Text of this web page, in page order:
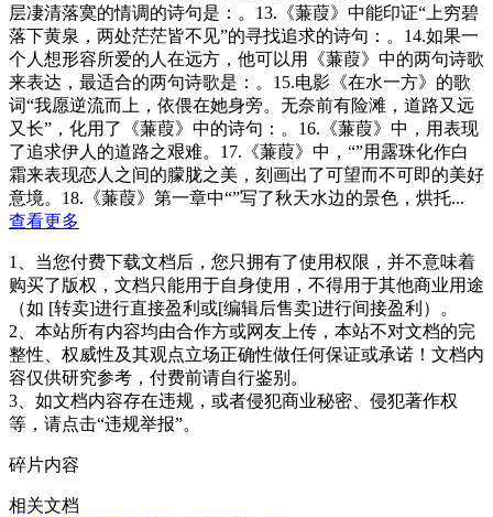
层凄清落寞的情调的诗句是：。13.《蒹葭》中能印证“上穷碧
落下黄泉，两处茫茫皆不见”的寻找追求的诗句：。14.如果一
个人想形容所爱的人在远方，他可以用《蒹葭》中的两句诗歌
来表达，最适合的两句诗歌是：。15.电影《在水一方》的歌
词“我愿逆流而上，依偎在她身旁。无奈前有险滩，道路又远
又长”，化用了《蒹葭》中的诗句：。16.《蒹葭》中，用表现
了追求伊人的道路之艰难。17.《蒹葭》中，“”用露珠化作白
霜来表现恋人之间的朦胧之美，刻画出了可望而不可即的美好
意境。18.《蒹葭》第一章中“”写了秋天水边的景色，烘托...
查看更多
1、当您付费下载文档后，您只拥有了使用权限，并不意味着
购买了版权，文档只能用于自身使用，不得用于其他商业用途
（如 [转卖]进行直接盈利或[编辑后售卖]进行间接盈利）。
2、本站所有内容均由合作方或网友上传，本站不对文档的完
整性、权威性及其观点立场正确性做任何保证或承诺！文档内
容仅供研究参考，付费前请自行鉴别。
3、如文档内容存在违规，或者侵犯商业秘密、侵犯著作权
等，请点击“违规举报”。
碎片内容
相关文档